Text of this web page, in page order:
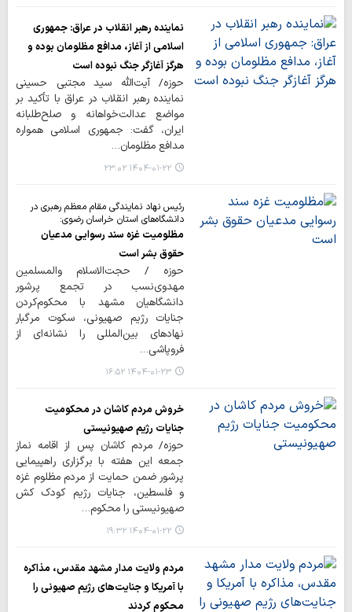
نماینده رهبر انقلاب در عراق: جمهوری
اسلامی از آغاز، مدافع مظلومان بوده و
هرگز آغازگر جنگ نبوده است
حوزه/ آیت‌الله سید مجتبی حسینی
نماینده رهبر انقلاب در عراق با تأکید بر
مواضع عدالت‌خواهانه و صلح‌طلبانه
ایران، گفت: جمهوری اسلامی همواره
مدافع مظلومان…
۱۴۰۴-۰۱-۲۲ ۲۳:۰۲
رئیس نهاد نمایندگی مقام معظم رهبری در
دانشگاه‌های استان خراسان رضوی:
مظلومیت غزه سند رسوایی مدعیان
حقوق بشر است
حوزه / حجت‌الاسلام والمسلمین
مهدوی‌نسب در تجمع پرشور
دانشگاهیان مشهد با محکوم‌کردن
جنایات رژیم صهیونی، سکوت مرگبار
نهادهای بین‌المللی را نشانه‌ای از
فروپاشی…
۱۴۰۴-۰۱-۲۳ ۱۶:۵۲
خروش مردم کاشان در محکومیت
جنایات رژیم صهیونیستی
حوزه/ مردم کاشان پس از اقامه نماز
جمعه این هفته با برگزاری راهپیمایی
پرشور ضمن حمایت از مردم مظلوم غزه
و فلسطین، جنایات رژیم کودک کش
صهیونیستی را محکوم…
۱۴۰۴-۰۱-۲۲ ۱۹:۳۲
مردم ولایت مدار مشهد مقدس، مذاکره
با آمریکا و جنایت‌های رژیم صهیونی را
محکوم کردند